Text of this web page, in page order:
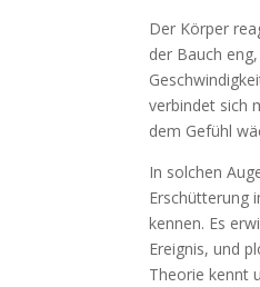
Der Körper
der Bauch
verbindet sich
dem Gefühl
In solchen
Erschütterung
kennen. Es
Ereignis, und
Theorie kennt